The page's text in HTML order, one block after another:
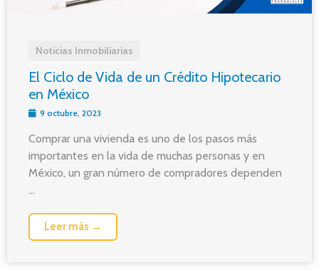
Noticias Inmobiliarias
El Ciclo de Vida de un Crédito Hipotecario
en México
9 octubre, 2023
Comprar una vivienda es uno de los pasos más
importantes en la vida de muchas personas y en
México, un gran número de compradores dependen
...
Leer más →